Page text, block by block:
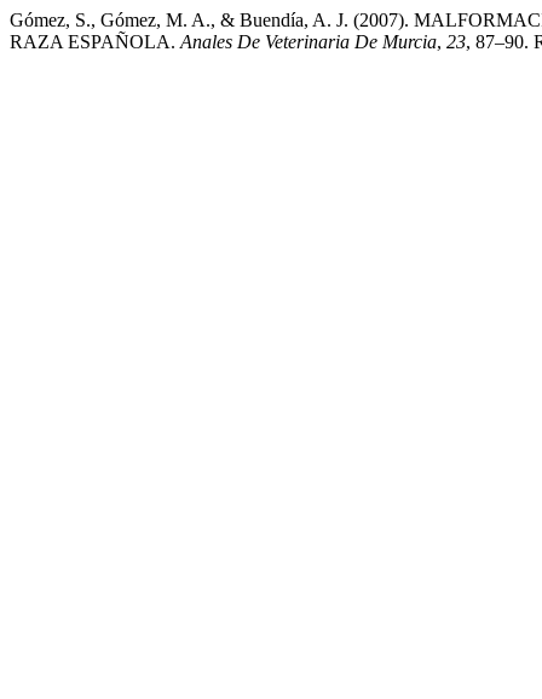
Gómez, S., Gómez, M. A., & Buendía, A. J. (2007).
RAZA ESPAÑOLA. Anales De Veterinaria De Murcia, 23, 87–90.